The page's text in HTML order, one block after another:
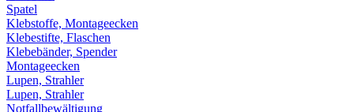
Spatel
Klebstoffe, Montageecken
Klebestifte, Flaschen
Klebebänder, Spender
Montageecken
Lupen, Strahler
Lupen, Strahler
Notfallbewältigung